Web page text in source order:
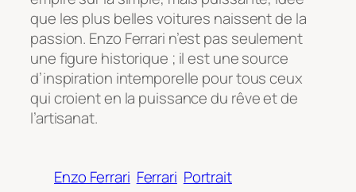
que les plus belles voitures naissent de la
passion. Enzo Ferrari n’est pas seulement
une figure historique ; il est une source
d’inspiration intemporelle pour tous ceux
qui croient en la puissance du rêve et de
l’artisanat.
Enzo Ferrari Ferrari Portrait